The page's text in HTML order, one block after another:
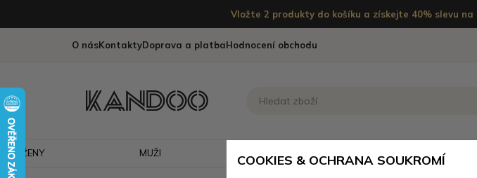
Vložte 2 produkty do košíku a získejte 40% slevu na
O násKontaktyDoprava a platbaHodnocení obchodu
ŽENY MUŽI COOKIES & OCHRANA SOUKROMÍ